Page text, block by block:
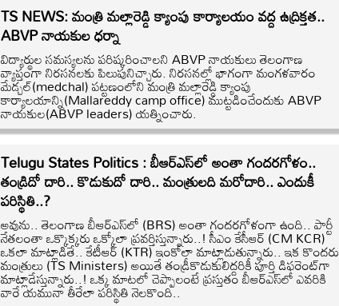
TS NEWS: మంత్రి మల్లారెడ్డి క్యాంపు కార్యాలయం వద్ద ఉద్రిక్తత..
ABVP నాయకుల ధర్నా
విద్యార్థుల సమస్యలను పరిష్కరించాలని ABVP నాయకులు తెలంగాణ
వ్యాప్తంగా నిరసనలకు పిలుపునిచ్చారు. నిరసనల్లో భాగంగా మంగళవారం
మేడ్చల్(medchal) పట్టణంలోని మంత్రి మల్లారెడ్డి క్యాంపు
కార్యాలయాన్ని(Mallareddy camp office) ముట్టడించేందుకు ABVP
నాయకుల(ABVP leaders) యత్నించారు.
Telugu States Politics : బీఆర్ఎస్‌లో అంతా గందరగోళం..
తండ్రిదో దారి.. కొడుకుదో దారి.. మంత్రులది మరోదారి.. ఎందుకీ
పరిస్థితి..?
అవును.. తెలంగాణ బీఆర్ఎస్‌లో (BRS) అంతా గందరగోళంగా ఉంది.. పార్టీ
నేతలంతా ఒక్కొక్కరు ఒక్కోలా ప్రవర్తిస్తున్నారు..! సీఎం కేసీఆర్‌ (CM KCR)
ఒకలా మాట్లాడితే.. కేటీఆర్ (KTR) ఇంకోలా మాట్లాడుతున్నారు.. ఇక కొందరు
మంత్రులు (TS Ministers) అయితే తండ్రీకొడుకులిద్దరికీ పూర్తి డిఫరెంట్‌గా
మాట్లాడేస్తున్నారు..! ఒక్క మాటలో చెప్పాలంటే ప్రస్తుతం బీఆర్ఎస్‌లో ఎవరికి
వారే యమునా తీరేలా పరిస్థితి నెలకొంది..